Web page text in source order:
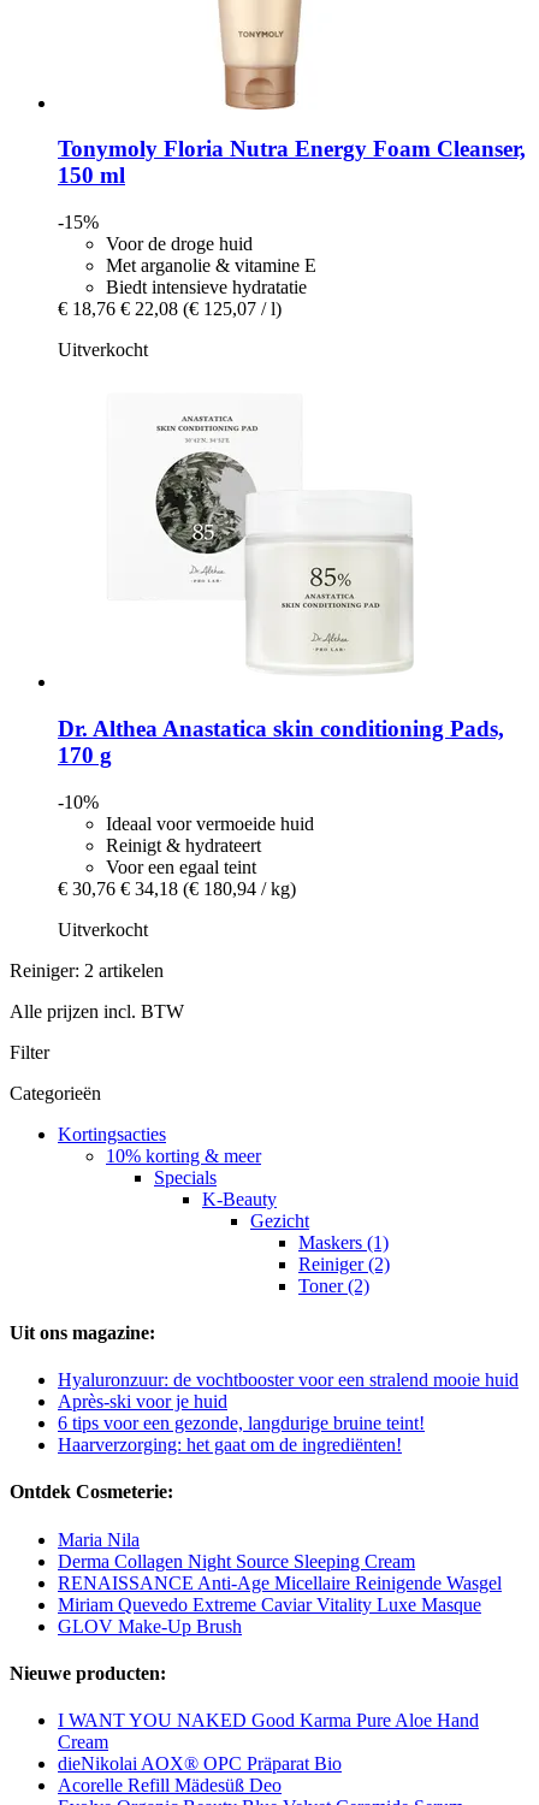
Tonymoly Floria Nutra Energy Foam Cleanser,
150 ml
-15%
Voor de droge huid
Met arganolie & vitamine E
Biedt intensieve hydratatie
€ 18,76 € 22,08 (€ 125,07 / l)
Uitverkocht
Dr. Althea Anastatica skin conditioning Pads,
170 g
-10%
Ideaal voor vermoeide huid
Reinigt & hydrateert
Voor een egaal teint
€ 30,76 € 34,18 (€ 180,94 / kg)
Uitverkocht
Reiniger: 2 artikelen
Alle prijzen incl. BTW
Filter
Categorieën
Kortingsacties
10% korting & meer
Specials
K-Beauty
Gezicht
Maskers (1)
Reiniger (2)
Toner (2)
Uit ons magazine:
Hyaluronzuur: de vochtbooster voor een stralend mooie huid
Après-ski voor je huid
6 tips voor een gezonde, langdurige bruine teint!
Haarverzorging: het gaat om de ingrediënten!
Ontdek Cosmeterie:
Maria Nila
Derma Collagen Night Source Sleeping Cream
RENAISSANCE Anti-Age Micellaire Reinigende Wasgel
Miriam Quevedo Extreme Caviar Vitality Luxe Masque
GLOV Make-Up Brush
Nieuwe producten:
I WANT YOU NAKED Good Karma Pure Aloe Hand
Cream
dieNikolai AOX® OPC Präparat Bio
Acorelle Refill Mädesüß Deo